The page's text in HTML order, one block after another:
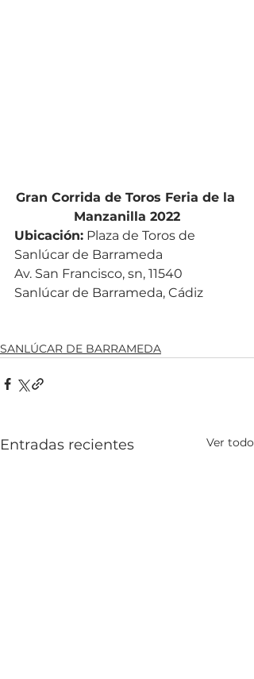
Gran Corrida de Toros Feria de la
Manzanilla 2022
Ubicación: Plaza de Toros de
Sanlúcar de Barrameda
Av. San Francisco, sn, 11540
Sanlúcar de Barrameda, Cádiz
SANLÚCAR DE BARRAMEDA
Entradas recientes Ver todo